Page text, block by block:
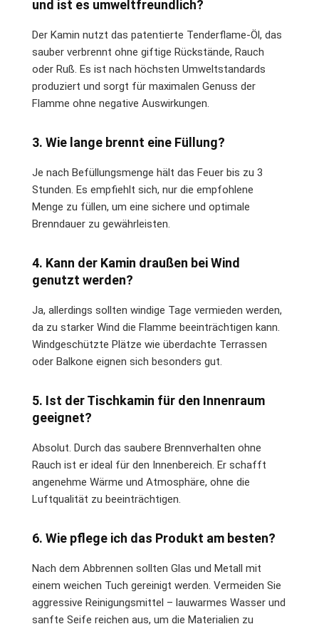
und ist es umweltfreundlich?
Der Kamin nutzt das patentierte Tenderflame-Öl, das
sauber verbrennt ohne giftige Rückstände, Rauch
oder Ruß. Es ist nach höchsten Umweltstandards
produziert und sorgt für maximalen Genuss der
Flamme ohne negative Auswirkungen.
3. Wie lange brennt eine Füllung?
Je nach Befüllungsmenge hält das Feuer bis zu 3
Stunden. Es empfiehlt sich, nur die empfohlene
Menge zu füllen, um eine sichere und optimale
Brenndauer zu gewährleisten.
4. Kann der Kamin draußen bei Wind
genutzt werden?
Ja, allerdings sollten windige Tage vermieden werden,
da zu starker Wind die Flamme beeinträchtigen kann.
Windgeschützte Plätze wie überdachte Terrassen
oder Balkone eignen sich besonders gut.
5. Ist der Tischkamin für den Innenraum
geeignet?
Absolut. Durch das saubere Brennverhalten ohne
Rauch ist er ideal für den Innenbereich. Er schafft
angenehme Wärme und Atmosphäre, ohne die
Luftqualität zu beeinträchtigen.
6. Wie pflege ich das Produkt am besten?
Nach dem Abbrennen sollten Glas und Metall mit
einem weichen Tuch gereinigt werden. Vermeiden Sie
aggressive Reinigungsmittel – lauwarmes Wasser und
sanfte Seife reichen aus, um die Materialien zu